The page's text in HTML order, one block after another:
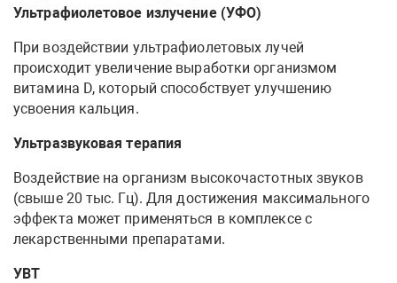
Ультрафиолетовое излучение (УФО)
При воздействии ультрафиолетовых лучей
происходит увеличение выработки организмом
витамина D, который способствует улучшению
усвоения кальция.
Ультразвуковая терапия
Воздействие на организм высокочастотных звуков
(свыше 20 тыс. Гц). Для достижения максимального
эффекта может применяться в комплексе с
лекарственными препаратами.
УВТ